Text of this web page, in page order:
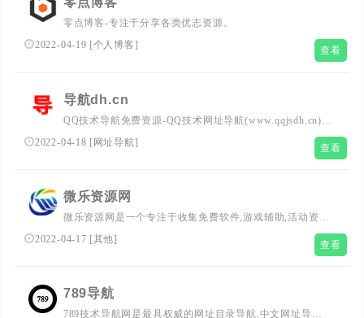
零点博客-专注于分享各类优志资源。
2022-04-19 [个人博客] 查看
导航dh.cn
QQ技术导航免费资源-QQ技术网址导航(www.qqjsdh.cn)免
费收录全网优志网站,小刀娱乐网和龙宇收集网正式更名为
龙网,技术导航qq资源网致力成为一个整理优志网站源码,精
2022-04-18 [网址导航] 查看
微乐资源网
微乐资源网是一个专注于收集免费软件,游戏辅助,活动资讯
分享平台！
2022-04-17 [其他] 查看
789导航
789技术导航网是最具权威的网址目录导航,中文网址导